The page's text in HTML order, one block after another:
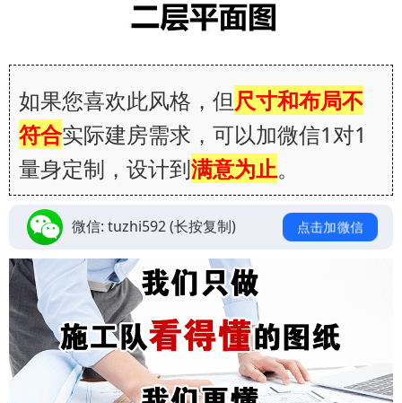
如果您喜欢此风格，但尺寸和布局不
符合实际建房需求，可以加微信1对1
量身定制，设计到满意为止。
微信: tuzhi592(长按复制) 点击加微信